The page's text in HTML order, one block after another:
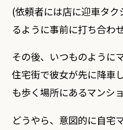
(依頼者には店に迎車タ
るように事前に打ち合わ
その後、いつものように
住宅街で彼女が先に降車
も歩く場所にあるマンシ
どうやら、意図的に自宅